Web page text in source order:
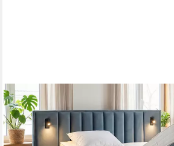
PAARA
Boxspringbett mit USB und Beleuchtung,
Nachttischen, mit innovativem
ab 1.711,00 €